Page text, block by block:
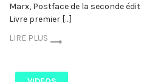
Marx, Postface de la seconde
Livre premier […]
LIRE PLUS